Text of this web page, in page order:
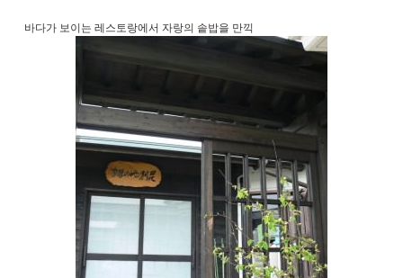
바다가 보이는 레스토랑에서 자랑의 솥밥을 만끽